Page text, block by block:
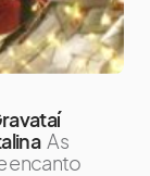
As
encanto